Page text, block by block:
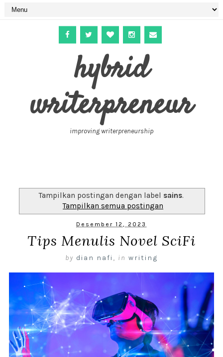
hybrid
writerpreneur
improving writerpreneurship
Tampilkan postingan dengan label sains.
Tampilkan semua postingan
Desember 12, 2023
Tips Menulis Novel SciFi
by dian nafi , in writing